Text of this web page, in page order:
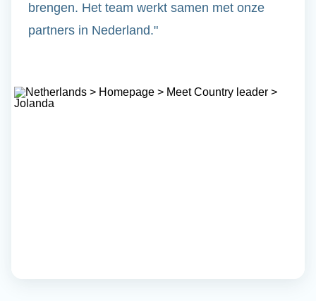
brengen. Het team werkt samen met onze
partners in Nederland."